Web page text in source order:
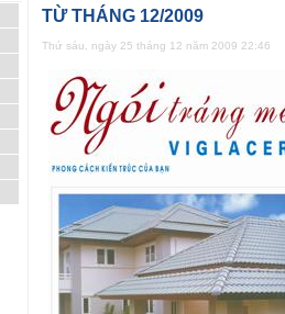
TỪ THÁNG 12/2009
Thứ sáu, ngày 25 tháng 12 năm 2009 22:46